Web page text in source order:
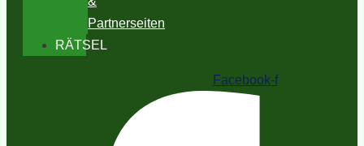
Partnerseiten
RÄTSEL
Facebook-f